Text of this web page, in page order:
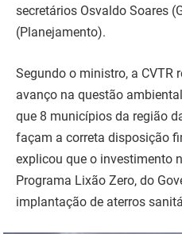
secretários Osvaldo Soares
(Planejamento).
Segundo o ministro, a CVTR
avanço na questão
que 8 municípios da região
façam a correta disposição
explicou que o investimento
Programa Lixão Zero, do
implantação de aterros